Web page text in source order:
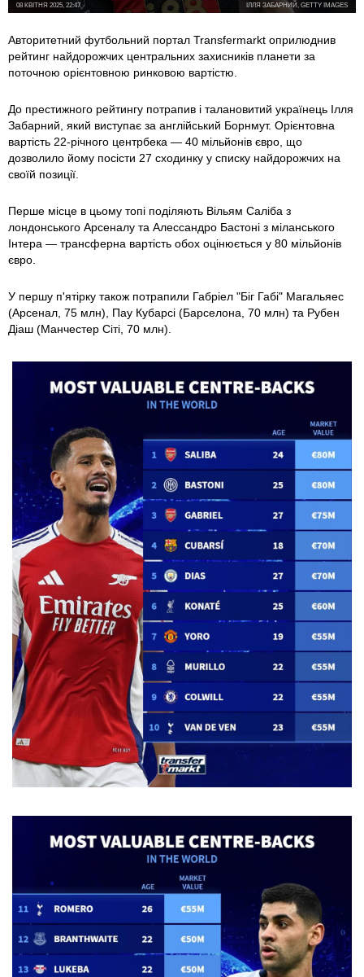
ІЛЛЯ ЗАБАРНИЙ, GETTY IMAGES
08 КВІТНЯ 2025, 22:47
Авторитетний футбольний портал Transfermarkt оприлюднив
рейтинг найдорожчих центральних захисників планети за
поточною орієнтовною ринковою вартістю.
До престижного рейтингу потрапив і талановитий українець Ілля
Забарний, який виступає за англійський Борнмут. Орієнтовна
вартість 22-річного центрбека — 40 мільйонів євро, що
дозволило йому посісти 27 сходинку у списку найдорожчих на
своїй позиції.
Перше місце в цьому топі поділяють Вільям Саліба з
лондонського Арсеналу та Алессандро Бастоні з міланського
Інтера — трансферна вартість обох оцінюється у 80 мільйонів
євро.
У першу п'ятірку також потрапили Габріел "Біг Габі" Магальяес
(Арсенал, 75 млн), Пау Кубарсі (Барселона, 70 млн) та Рубен
Діаш (Манчестер Сіті, 70 млн).